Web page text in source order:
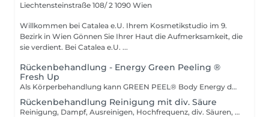
Liechtensteinstraße 108/ 2 1090 Wien
Willkommen bei Catalea e.U. Ihrem Kosmetikstudio im 9.
Bezirk in Wien Gönnen Sie Ihrer Haut die Aufmerksamkeit, die
sie verdient. Bei Catalea e.U. ...
Rückenbehandlung - Energy Green Peeling ®
Fresh Up
Als Körperbehandlung kann GREEN PEEL® Body Energy durchgeführt werden mit: Rückenakne Keratosis pilaris Hyperpigmentierungen
Rückenbehandlung Reinigung mit div. Säure
Reinigung, Dampf, Ausreinigen, Hochfrequenz, div. Säuren, Maske, Abschlusspflege. Wir empfehlen diese Behandlung von NOVEMBER - APRIL zu machen.